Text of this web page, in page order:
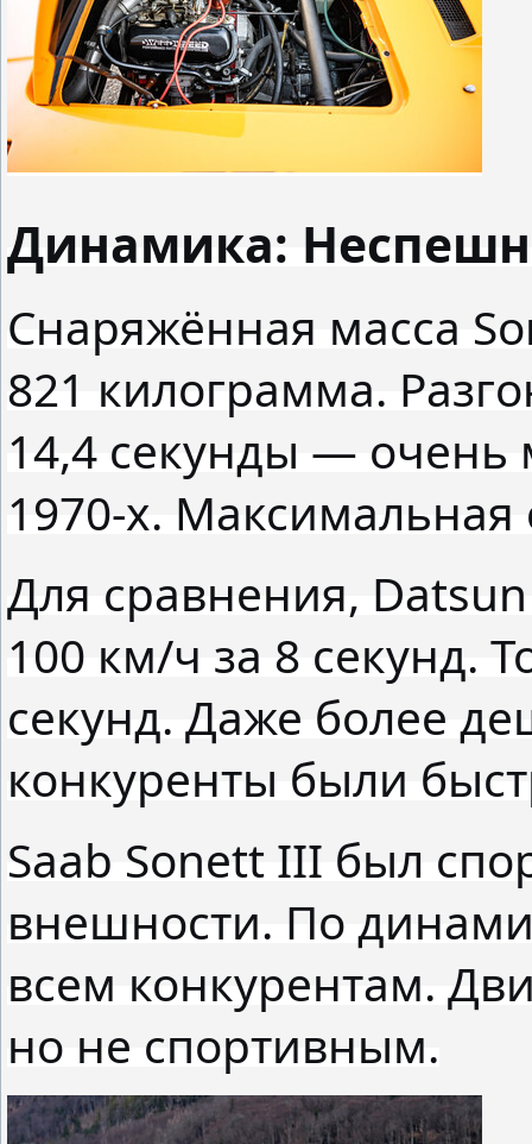
Динамика:
Снаряжённая масса
821 килограмма.
14,4 секунды —
1970-х.
Для сравнения,
100 км/ч за 8 секунд.
секунд. Даже более
конкуренты были
Saab Sonett III был
внешности. По
всем конкурентам.
но не спортивным.